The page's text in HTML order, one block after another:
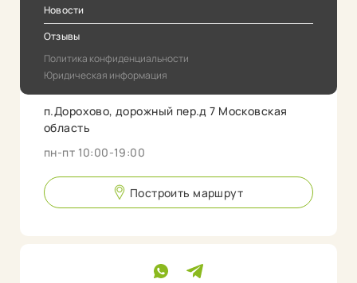
Новости
Отзывы
Политика конфиденциальности
Юридическая информация
п.Дорохово, дорожный пер.д 7 Московская
область
пн-пт 10:00-19:00
Построить маршрут